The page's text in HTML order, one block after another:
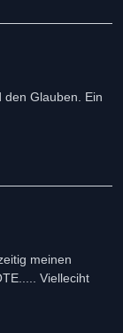
den Glauben. Ein
meinen
Vielleciht